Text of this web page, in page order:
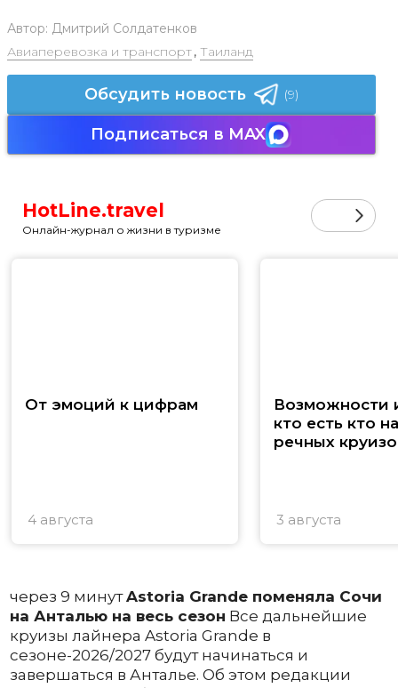
Автор: Дмитрий Солдатенков
Авиаперевозка и транспорт, Таиланд
Обсудить новость (9)
Подписаться в MAX
HotLine.travel
Онлайн-журнал о жизни в туризме
От эмоций к цифрам
4 августа
Возможности
кто есть кто
речных
3 августа
через 9 минут Astoria Grande поменяла Сочи
на Анталью на весь сезон Все дальнейшие
круизы лайнера Astoria Grande в
сезоне-2026/2027 будут начинаться и
завершаться в Анталье. Об этом редакции